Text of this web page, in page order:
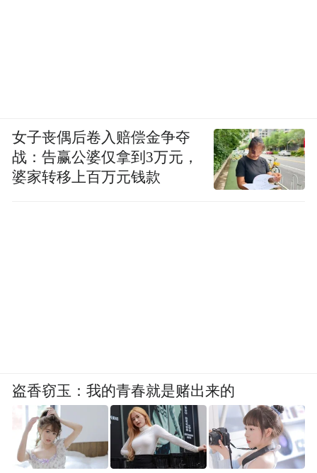
女子丧偶后卷入赔偿金争夺
战：告赢公婆仅拿到3万元，
婆家转移上百万元钱款
盗香窃玉：我的青春就是赌出来的